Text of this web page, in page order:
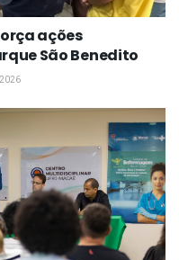
ações
São Benedito